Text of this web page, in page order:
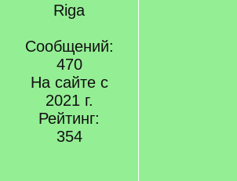
Riga
Сообщений:
470
На сайте с
2021 г.
Рейтинг:
354